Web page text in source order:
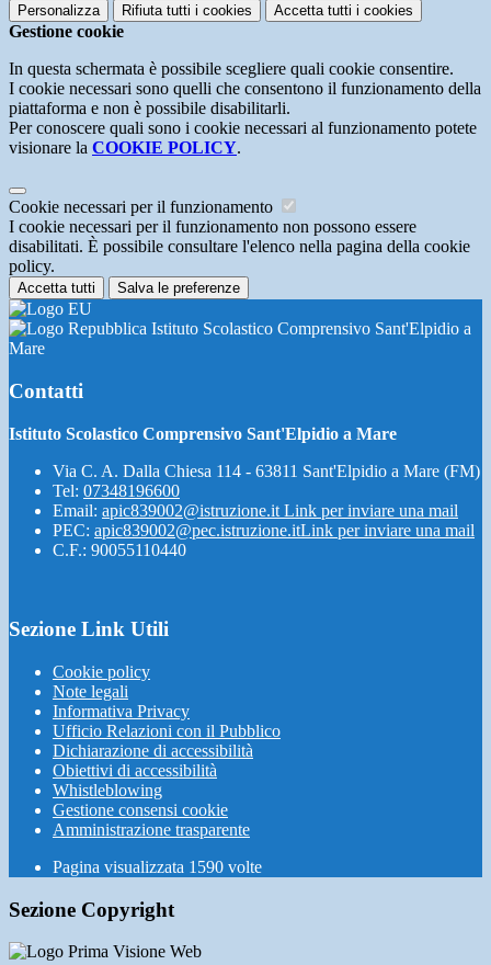
Personalizza Rifiuta tutti i cookies Accetta tutti i cookies
Gestione cookie
In questa schermata è possibile scegliere quali cookie consentire.
I cookie necessari sono quelli che consentono il funzionamento della
piattaforma e non è possibile disabilitarli.
Per conoscere quali sono i cookie necessari al funzionamento potete
visionare la COOKIE POLICY.
Cookie necessari per il funzionamento
I cookie necessari per il funzionamento non possono essere
disabilitati. È possibile consultare l'elenco nella pagina della cookie
policy.
Accetta tutti Salva le preferenze
Istituto Scolastico Comprensivo Sant'Elpidio a
Mare
Contatti
Istituto Scolastico Comprensivo Sant'Elpidio a Mare
Via C. A. Dalla Chiesa 114 - 63811 Sant'Elpidio a Mare (FM)
Tel: 07348196600
Email: apic839002@istruzione.it Link per inviare una mail
PEC: apic839002@pec.istruzione.itLink per inviare una mail
C.F.: 90055110440
Sezione Link Utili
Cookie policy
Note legali
Informativa Privacy
Ufficio Relazioni con il Pubblico
Dichiarazione di accessibilità
Obiettivi di accessibilità
Whistleblowing
Gestione consensi cookie
Amministrazione trasparente
Pagina visualizzata 1590 volte
Sezione Copyright